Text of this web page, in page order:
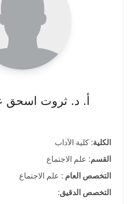
أ. د. ثروت اسحق
الكلية: كلية الآداب
القسم: علم الاجتماع
التخصص العام : علم الاجتماع
التخصص الدقيق: